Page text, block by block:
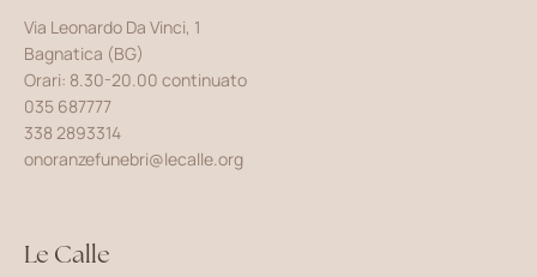
Via Leonardo Da Vinci, 1
Bagnatica (BG)
Orari: 8.30-20.00 continuato
035 687777
338 2893314
onoranzefunebri@lecalle.org
Le Calle